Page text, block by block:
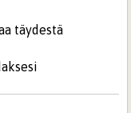
täydestä